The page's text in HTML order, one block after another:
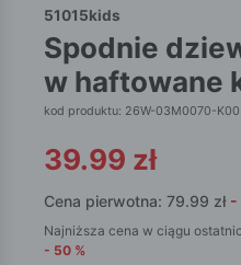
51015kids
spodnie dziewczęce culottes
w haftowane
kod produktu: 26W-03M0070-
39.99 zł
Cena pierwotna: 79.99 zł -
Najniższa cena w ciągu
- 50 %